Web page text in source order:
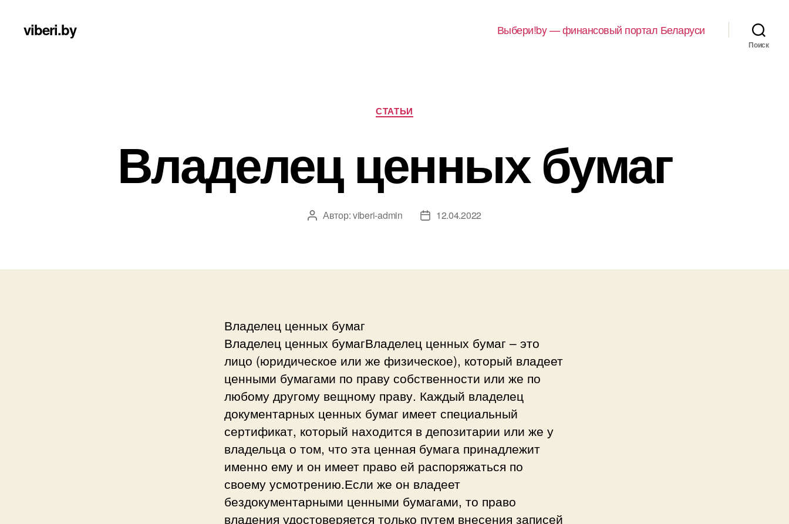
viberi.by Выбери!by — финансовый портал Беларуси
Поиск
Рубрики
СТАТЬИ
Владелец ценных бумаг
Автор
Автор:viberi-admin
Дата12.04.2022
Владелец ценных бумаг
Владелец ценных бумагВладелец ценных бумаг – это
лицо (юридическое или же физическое), который владеет
ценными бумагами по праву собственности или же по
любому другому вещному праву. Каждый владелец
документарных ценных бумаг имеет специальный
сертификат, который находится в депозитарии или же у
владельца о том, что эта ценная бумага принадлежит
именно ему и он имеет право ей распоряжаться по
своему усмотрению.Если же он владеет
бездокументарными ценными бумагами, то право
владения удостоверяется только путем внесения записей